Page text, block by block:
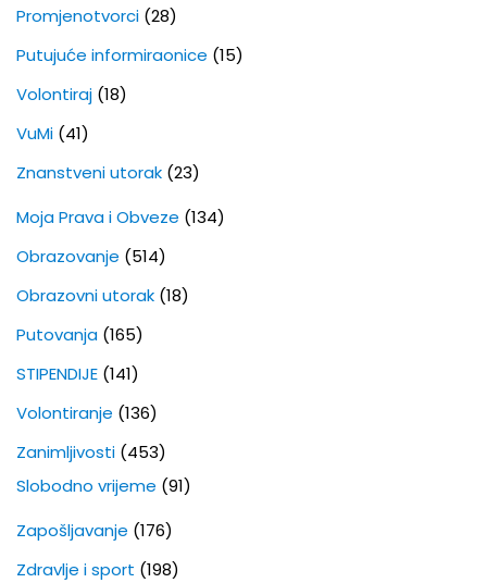
Promjenotvorci (28)
Putujuće informiraonice (15)
Volontiraj (18)
VuMi (41)
Znanstveni utorak (23)
Moja Prava i Obveze (134)
Obrazovanje (514)
Obrazovni utorak (18)
Putovanja (165)
STIPENDIJE (141)
Volontiranje (136)
Zanimljivosti (453)
Slobodno vrijeme (91)
Zapošljavanje (176)
Zdravlje i sport (198)